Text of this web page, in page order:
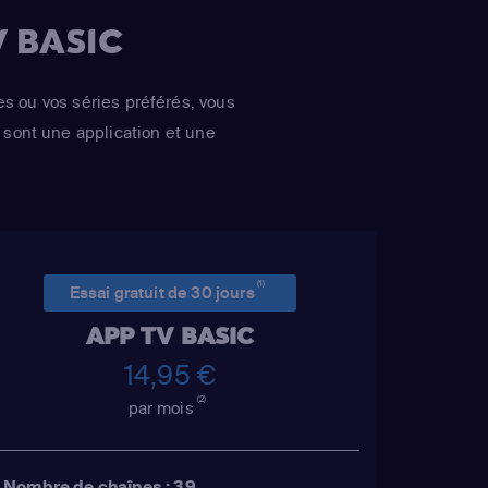
(Braden
BASIC
ou vos séries préférés, vous
sont une application et une
Essai gratuit de 30 jours(1)
APP TV BASIC
14,95 €
par mois(2)